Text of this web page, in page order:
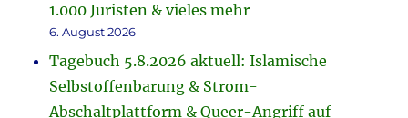
1.000 Juristen & vieles mehr
6. August 2026
Tagebuch 5.8.2026 aktuell: Islamische
Selbstoffenbarung & Strom-
Abschaltplattform & Queer-Angriff auf